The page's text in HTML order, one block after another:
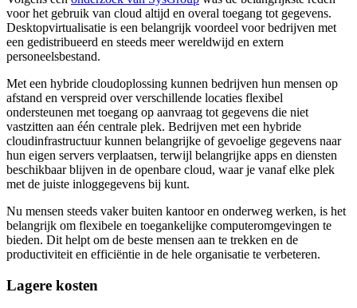
voor het gebruik van cloud altijd en overal toegang tot gegevens.
Desktopvirtualisatie is een belangrijk voordeel voor bedrijven met
een gedistribueerd en steeds meer wereldwijd en extern
personeelsbestand.
Met een hybride cloudoplossing kunnen bedrijven hun mensen op
afstand en verspreid over verschillende locaties flexibel
ondersteunen met toegang op aanvraag tot gegevens die niet
vastzitten aan één centrale plek. Bedrijven met een hybride
cloudinfrastructuur kunnen belangrijke of gevoelige gegevens naar
hun eigen servers verplaatsen, terwijl belangrijke apps en diensten
beschikbaar blijven in de openbare cloud, waar je vanaf elke plek
met de juiste inloggegevens bij kunt.
Nu mensen steeds vaker buiten kantoor en onderweg werken, is het
belangrijk om flexibele en toegankelijke computeromgevingen te
bieden. Dit helpt om de beste mensen aan te trekken en de
productiviteit en efficiëntie in de hele organisatie te verbeteren.
Lagere kosten